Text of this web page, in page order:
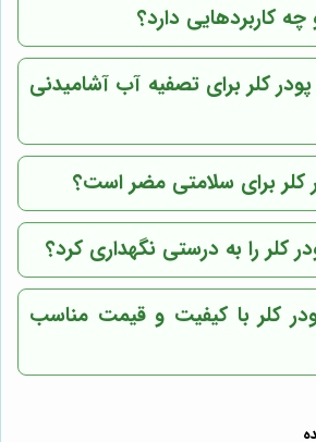
کاربردهایی دارد؟
کلر برای تصفیه آب آشامیدنی
کلر برای سلامتی مضر است؟
کلر را به درستی نگهداری کرد؟
کلر با کیفیت و قیمت مناسب